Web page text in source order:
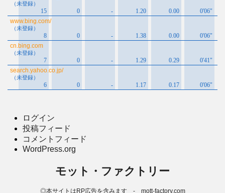
ログイン
投稿フィード
コメントフィード
WordPress.org
モット・ファクトリー
◎本サイトはRP広告を含みます - mott-factory.com